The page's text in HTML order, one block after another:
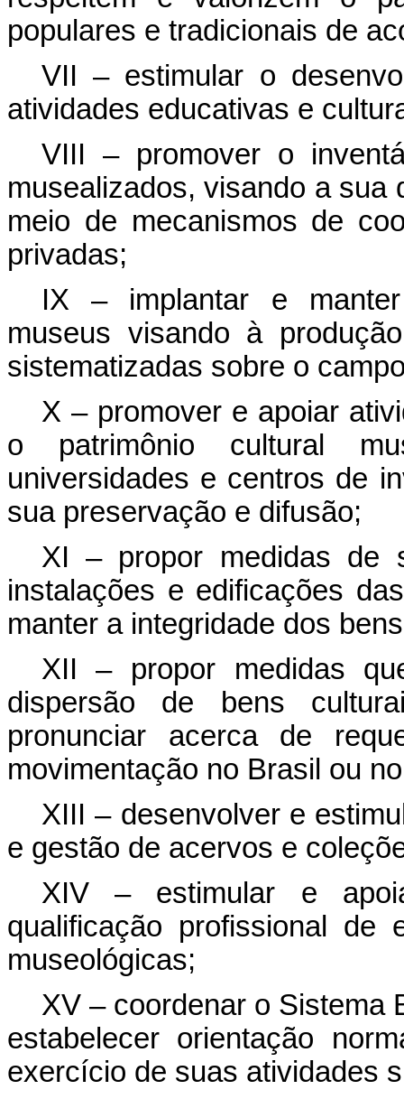
populares e tradicionais de
VII – estimular o
atividades educativas e
VIII – promover o
musealizados, visando a sua
meio de mecanismos de
privadas;
IX – implantar e
museus visando à
sistematizadas sobre o
X – promover e apoiar
o patrimônio cultural
universidades e centros de
sua preservação e difusão;
XI – propor medidas de
instalações e edificações
manter a integridade dos
XII – propor medidas
dispersão de bens
pronunciar acerca de
movimentação no Brasil ou
XIII – desenvolver e
e gestão de acervos e
XIV – estimular e
qualificação profissional de
museológicas;
XV – coordenar o Sistema
estabelecer orientação
exercício de suas atividades